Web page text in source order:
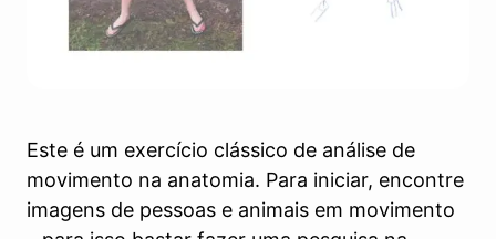
Este é um exercício clássico de análise de
movimento na anatomia. Para iniciar, encontre
imagens de pessoas e animais em movimento